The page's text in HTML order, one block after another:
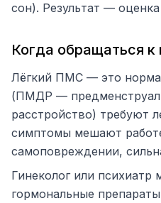
сон). Результат —
Когда обращаться к
Лёгкий ПМС — это
(ПМДР —
расстройство) требуют
симптомы мешают
самоповреждении,
Гинеколог или психиатр
гормональные